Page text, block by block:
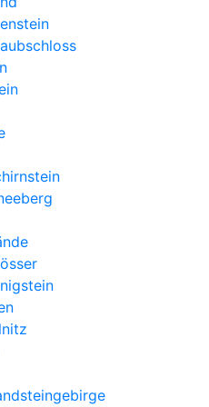
verhindern, dass sie
unserer Internetseite
Account ausloggt. Die
die unter
intl/de/policies/privacy/
Aufschluss über die
und Nutzung
Daten durch YouTube
ein Cookie auf dem
System der
Cookies sind,
Mit Setzung